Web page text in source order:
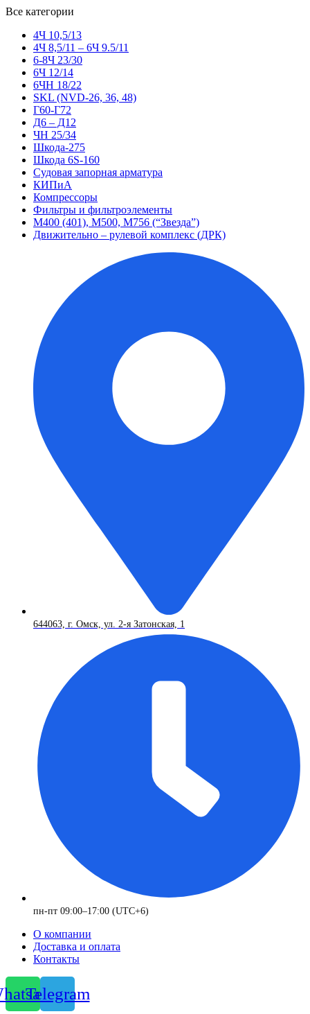
Все категории
4Ч 10,5/13
4Ч 8,5/11 – 6Ч 9.5/11
6-8Ч 23/30
6Ч 12/14
6ЧН 18/22
SKL (NVD-26, 36, 48)
Г60-Г72
Д6 – Д12
ЧН 25/34
Шкода-275
Шкода 6S-160
Судовая запорная арматура
КИПиА
Компрессоры
Фильтры и фильтроэлементы
М400 (401), М500, М756 (“Звезда”)
Движительно – рулевой комплекс (ДРК)
644063, г. Омск, ул. 2-я Затонская, 1
пн-пт 09:00–17:00 (UTC+6)
О компании
Доставка и оплата
Контакты
Telegram